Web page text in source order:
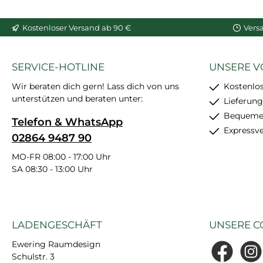
Hartschaum, Maße:
Kostenloser Versand ab 90 €
SERVICE-HOTLINE
Wir beraten dich gern! Lass dich von uns
unterstützen und beraten unter:
Telefon & WhatsApp
02864 9487 90
MO-FR 08:00 - 17:00 Uhr
SA 08:30 - 13:00 Uhr
UNSERE
LADENGESCHÄFT
Ewering Raumdesign
Schulstr. 3
UNSERE
Facebook